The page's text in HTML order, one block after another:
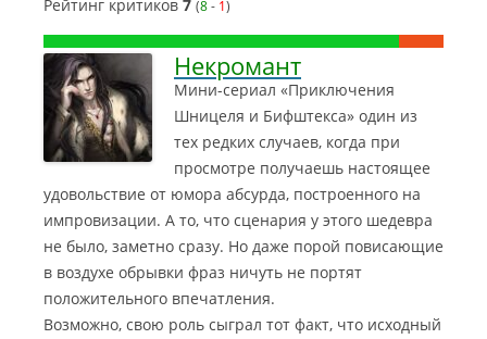
Рейтинг критиков 7 (8- 1)
Некромант
Мини-сериал «Приключения
Шницеля и Бифштекса» один из
тех редких случаев, когда при
просмотре получаешь настоящее
удовольствие от юмора абсурда, построенного на
импровизации. А то, что сценария у этого шедевра
не было, заметно сразу. Но даже порой повисающие
в воздухе обрывки фраз ничуть не портят
положительного впечатления.
Возможно, свою роль сыграл тот факт, что исходный